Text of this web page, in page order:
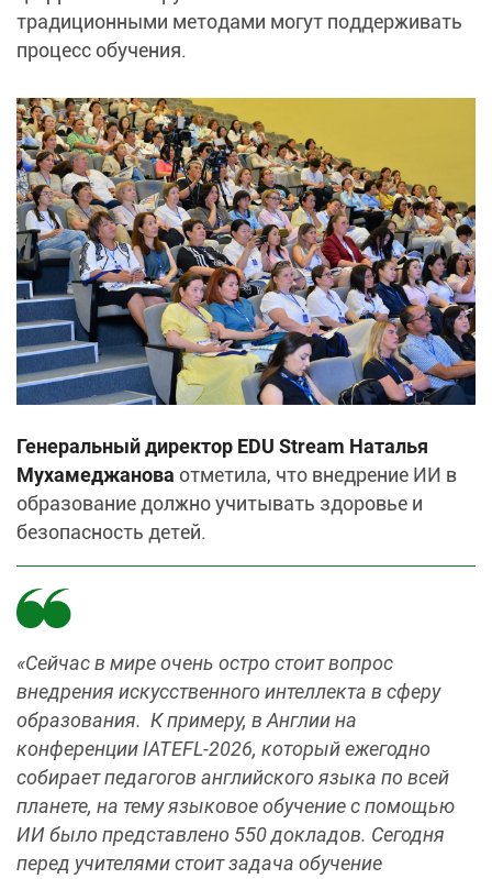
традиционными методами могут поддерживать
процесс обучения.
Генеральный директор EDU Stream Наталья
Мухамеджанова отметила, что внедрение ИИ в
образование должно учитывать здоровье и
безопасность детей.
«Сейчас в мире очень остро стоит вопрос
внедрения искусственного интеллекта в сферу
образования. К примеру, в Англии на
конференции IATEFL-2026, который ежегодно
собирает педагогов английского языка по всей
планете, на тему языковое обучение с помощью
ИИ было представлено 550 докладов. Сегодня
перед учителями стоит задача обучение